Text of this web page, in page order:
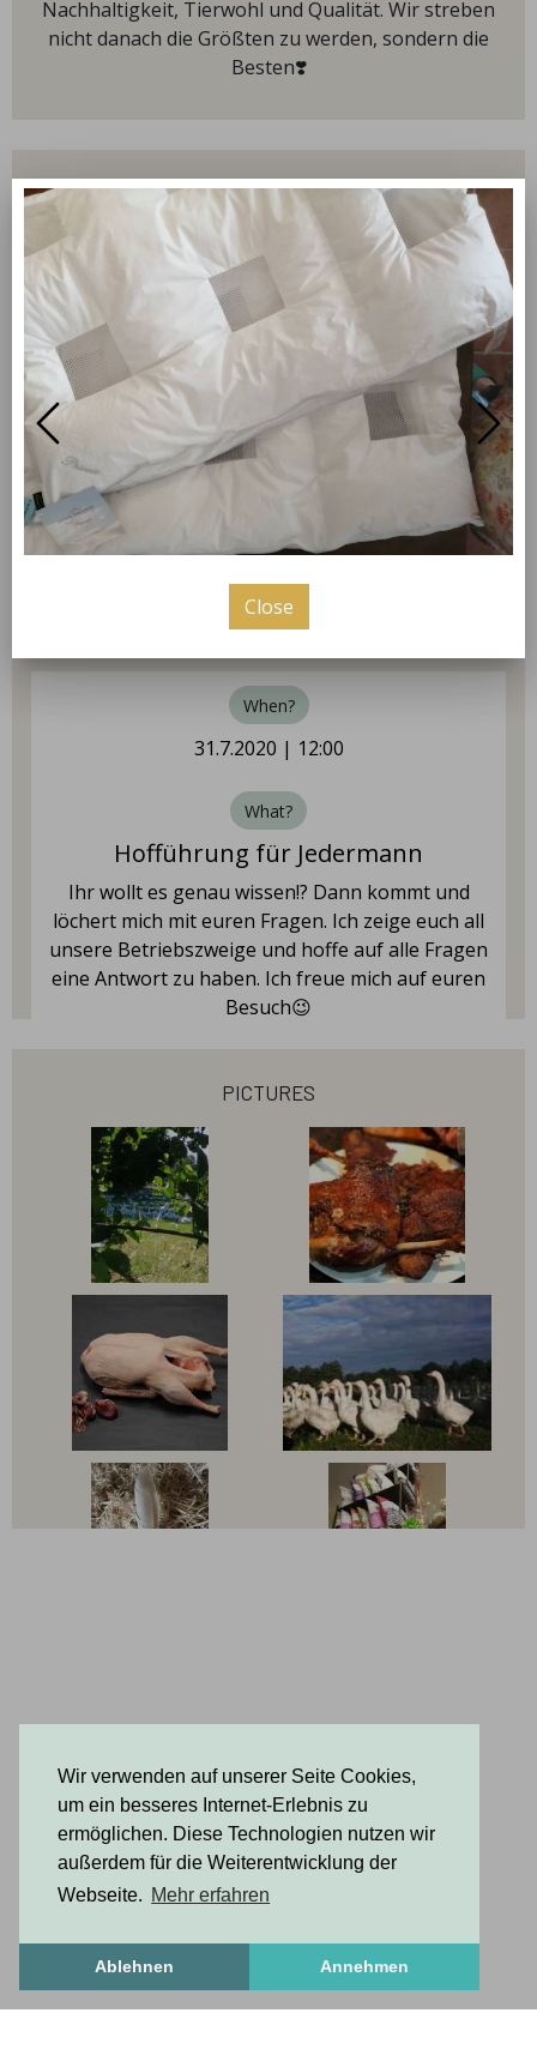
Wir verwenden auf unserer Seite Cookies,
um ein besseres Internet-Erlebnis zu
ermöglichen. Diese Technologien nutzen wir
außerdem für die Weiterentwicklung der
Webseite. Mehr erfahren
Ablehnen Annehmen
Nachhaltigkeit, Tierwohl und Qualität. Wir streben
nicht danach die Größten zu werden, sondern die
Besten❣️
our hours
09:00 - 18:00
Tuesday
09:00 - 18:00
Wednesday
09:00 - 18:00
Thursday
Friday
09:00 - 18:00
Saturday
09:00 - 12:00
coming up
When?
31.7.2020 | 12:00
What?
Hofführung für Jedermann
Ihr wollt es genau wissen!? Dann kommt und
löchert mich mit euren Fragen. Ich zeige euch all
unsere Betriebszweige und hoffe auf alle Fragen
eine Antwort zu haben. Ich freue mich auf euren
Besuch😉
pictures
Close